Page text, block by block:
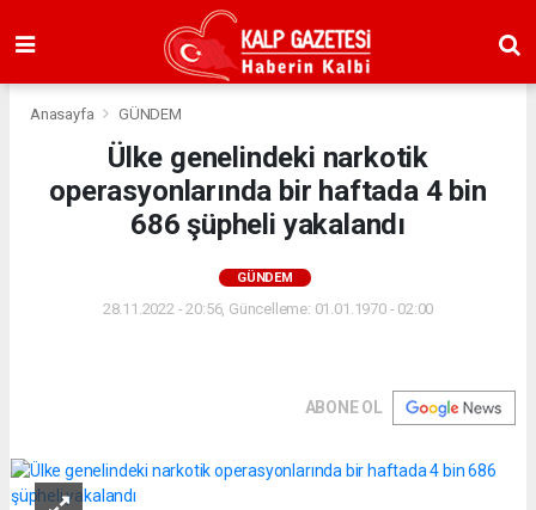
Anasayfa GÜNDEM
Ülke genelindeki narkotik
operasyonlarında bir haftada 4 bin
686 şüpheli yakalandı
GÜNDEM
28.11.2022 - 20:56, Güncelleme: 01.01.1970 - 02:00
ABONE OL